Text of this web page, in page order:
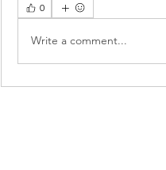
0
Write a comment...